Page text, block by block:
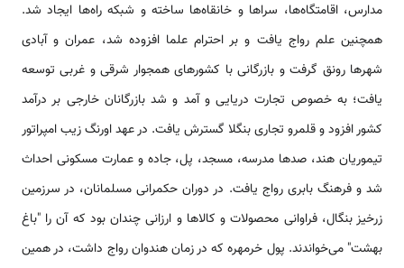
مدارس، اقامتگاه‌ها، سراها و خانقاه‌ها ساخته و شبکه راه‌ها ایجاد شد.
همچنین علم رواج یافت و بر احترام علما افزوده شد، عمران و آبادی
شهر‌ها رونق گرفت و بازرگانی با کشورهای همجوار شرقی و غربی توسعه
یافت؛ به خصوص تجارت دریایی و آمد و شد بازرگانان خارجی بر درآمد
کشور افزود و قلمرو تجاری بنگلا گسترش یافت. در عهد اورنگ زیب امپراتور
تیموریان هند، صدها مدرسه، مسجد، پل، جاده و عمارت مسکونی احداث
شد و فرهنگ بابری رواج یافت. در دوران حکمرانی مسلمانان، در سرزمین
زرخیز بنگال، فراوانی محصولات و کالاها و ارزانی چندان بود که آن را "باغ
بهشت" می‌خواندند. پول خرمهره که در زمان هندوان رواج داشت، در همین